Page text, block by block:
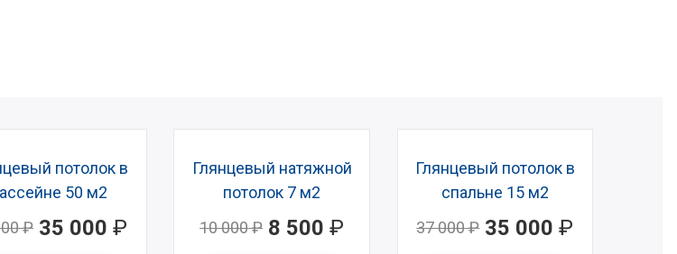
потолок в
50 м2
₽ 35 000 ₽
Глянцевый натяжной
потолок 7 м2
10 000₽ 8 500 ₽
Глянцевый потолок в
спальне 15 м2
37 000₽ 35 000 ₽